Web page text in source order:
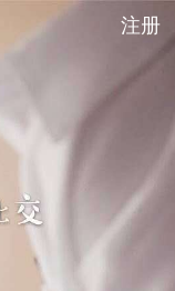
注册